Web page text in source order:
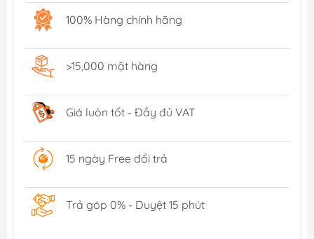
100% Hàng chính hãng
>15,000 mặt hàng
Giá luôn tốt - Đầy đủ VAT
15 ngày Free đổi trả
Trả góp 0% - Duyệt 15 phút